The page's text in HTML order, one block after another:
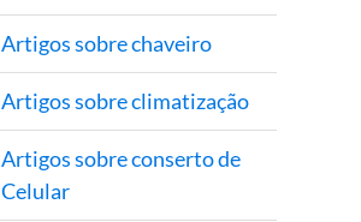
Artigos sobre chaveiro
Artigos sobre climatização
Artigos sobre conserto de
Celular